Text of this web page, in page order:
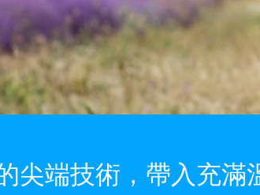
尖端技術，帶入充滿